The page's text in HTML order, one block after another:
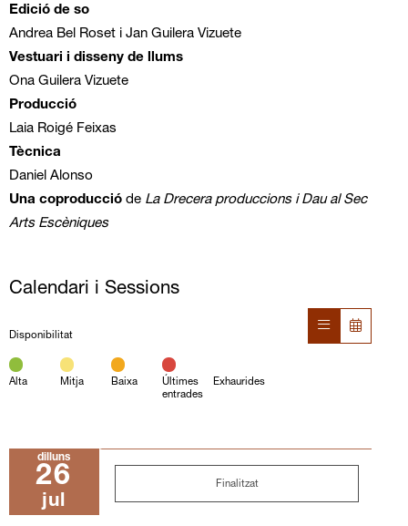
Edició de so
Andrea Bel Roset i Jan Guilera Vizuete
Vestuari i disseny de llums
Ona Guilera Vizuete
Producció
Laia Roigé Feixas
Tècnica
Daniel Alonso
Una coproduccióde La Drecera produccions i Dau al Sec
Arts Escèniques
Calendari i Sessions
Disponibilitat
Alta Mitja Baixa
Últimes
entrades
Exhaurides
dilluns
26
jul
Finalitzat